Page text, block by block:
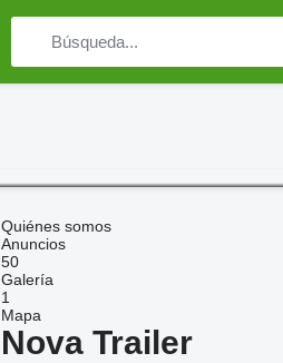
Quiénes somos
Anuncios
50
Galería
1
Mapa
Nova Trailer